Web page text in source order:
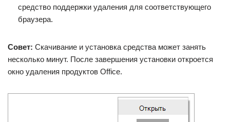
средство поддержки удаления для соответствующего
браузера.
Совет: Скачивание и установка средства может занять
несколько минут. После завершения установки откроется
окно удаления продуктов Office.